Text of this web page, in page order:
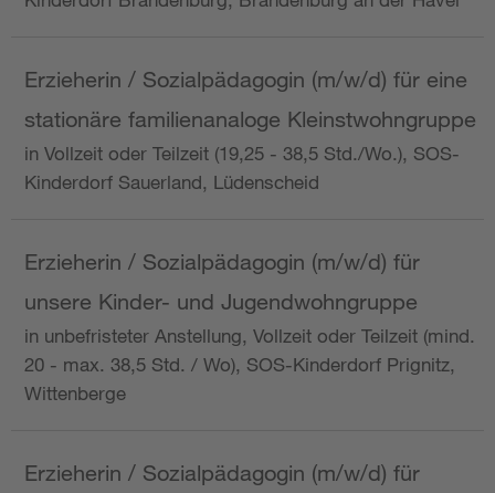
Erzieherin / Sozialpädagogin (m/w/d) für eine
stationäre familienanaloge Kleinstwohngruppe
in Vollzeit oder Teilzeit (19,25 - 38,5 Std./Wo.), SOS-
Kinderdorf Sauerland, Lüdenscheid
Erzieherin / Sozialpädagogin (m/w/d) für
unsere Kinder- und Jugendwohngruppe
in unbefristeter Anstellung, Vollzeit oder Teilzeit (mind.
20 - max. 38,5 Std. / Wo), SOS-Kinderdorf Prignitz,
Wittenberge
Erzieherin / Sozialpädagogin (m/w/d) für